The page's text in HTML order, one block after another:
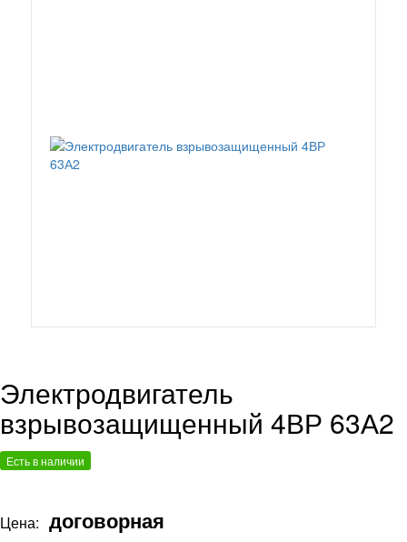
Электродвигатель
взрывозащищенный 4ВР 63А2
Есть в наличии
Цена: договорная